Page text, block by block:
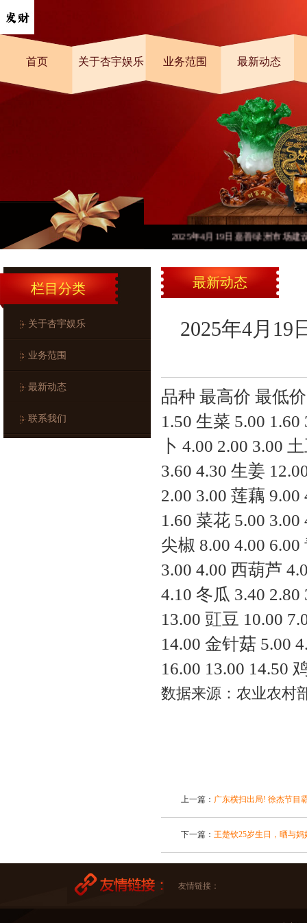
首页 关于杏宇娱乐 业务范围 最新动态
2025年4月19日嘉善绿洲市场建设
栏目分类
关于杏宇娱乐
业务范围
最新动态
联系我们
最新动态
2025年4月19
品种 最高价 最低
1.50 生菜 5.00
卜 4.00 2.00 3.00
3.60 4.30 生姜
2.00 3.00 莲藕
1.60 菜花 5.00
尖椒 8.00 4.00
3.00 4.00 西葫芦
4.10 冬瓜 3.40
13.00 豇豆 10.00
14.00 金针菇 5.00
16.00 13.00 14.50
数据来源：农业农村
上一篇： 广东横扫出局! 徐杰节目
下一篇： 王楚钦25岁生日，晒与
友情链接：